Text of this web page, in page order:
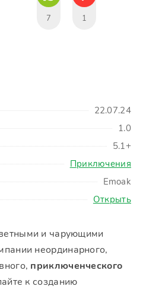
22.07.24
1.0
5.1+
Приключения
Emoak
Открыть
7 1
и чарующими
неординарного,
приключенческого
к созданию